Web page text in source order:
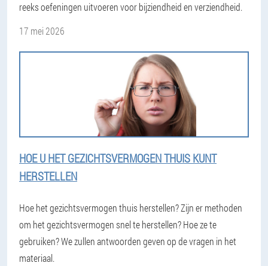
reeks oefeningen uitvoeren voor bijziendheid en verziendheid.
17 mei 2026
HOE U HET GEZICHTSVERMOGEN THUIS KUNT
HERSTELLEN
Hoe het gezichtsvermogen thuis herstellen? Zijn er methoden
om het gezichtsvermogen snel te herstellen? Hoe ze te
gebruiken? We zullen antwoorden geven op de vragen in het
materiaal.